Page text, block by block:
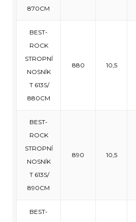
870CM
BEST-
ROCK
STROPNÍ
NOSNÍK
T 613S/
880CM
880 10,5
BEST-
ROCK
STROPNÍ
NOSNÍK
T 613S/
890CM
890 10,5
BEST-